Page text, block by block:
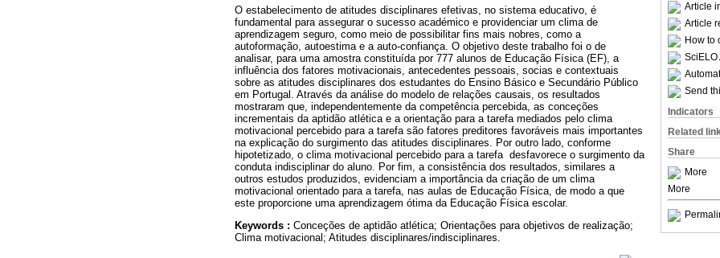
Article
Article
How to
SciELO
Send
Indicators
Related
Share
More
More
O estabelecimento de atitudes disciplinares efetivas, no sistema educativo, é
fundamental para assegurar o sucesso académico e providenciar um clima de
aprendizagem seguro, como meio de possibilitar fins mais nobres, como a
autoformação, autoestima e a auto-confiança. O objetivo deste trabalho foi o de
analisar, para uma amostra constituída por 777 alunos de Educação Física (EF), a
influência dos fatores motivacionais, antecedentes pessoais, socias e contextuais
sobre as atitudes disciplinares dos estudantes do Ensino Básico e Secundário Público
em Portugal. Através da análise do modelo de relações causais, os resultados
mostraram que, independentemente da competência percebida, as conceções
incrementais da aptidão atlética e a orientação para a tarefa mediados pelo clima
motivacional percebido para a tarefa são fatores preditores favoráveis mais importantes
na explicação do surgimento das atitudes disciplinares. Por outro lado, conforme
hipotetizado, o clima motivacional percebido para a tarefa desfavorece o surgimento da
conduta indisciplinar do aluno. Por fim, a consistência dos resultados, similares a
outros estudos produzidos, evidenciam a importância da criação de um clima
motivacional orientado para a tarefa, nas aulas de Educação Física, de modo a que
este proporcione uma aprendizagem ótima da Educação Física escolar.
Keywords : Conceções de aptidão atlética; Orientações para objetivos de realização;
Clima motivacional; Atitudes disciplinares/indisciplinares.